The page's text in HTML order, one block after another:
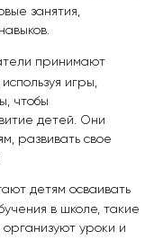
занятия,
принимают
игры,
чтобы
детей. Они
развивать свое
детям осваивать
в школе, такие
организуют уроки и